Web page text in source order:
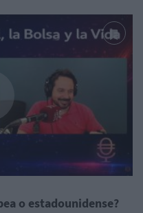
o estadounidense?